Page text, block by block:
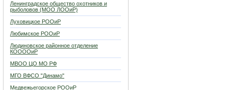
Ленинградское общество охотников и
рыболовов (МОО ЛООиР)
Луховицкое РООиР
Любимское РООиР
Людиновское районное отделение
КООООиР
МВОО ЦО МО РФ
МГО ВФСО "Динамо"
Медвежьегорское РООиР